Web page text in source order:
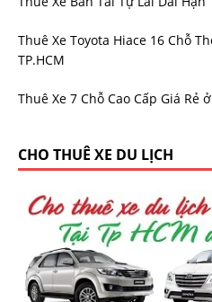
Thuê Xe Toyota Hiace 16 Chỗ
TP.HCM
Thuê Xe 7 Chỗ Cao Cấp Giá Rẻ
CHO THUÊ XE DU LỊCH